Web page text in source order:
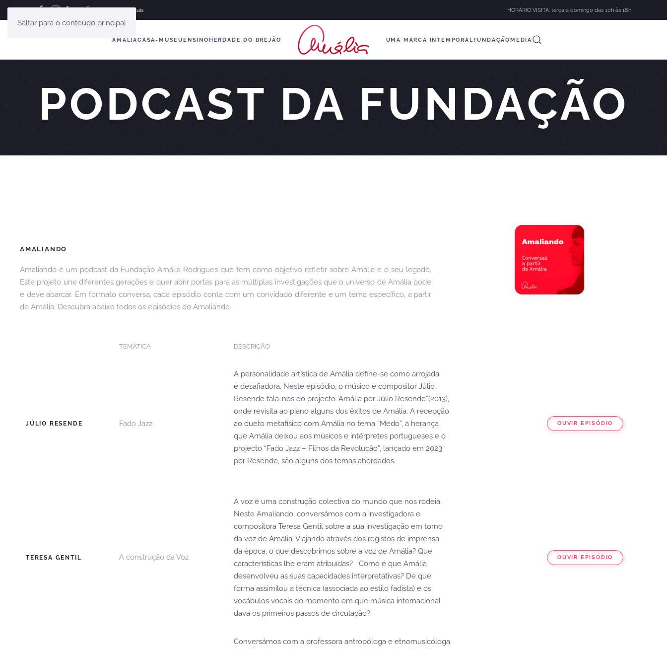
Saltar para o conteúdo principal
Français HORÁRIO VISITA: terça a domingo das 10h às 18h
AMÁLIACASA-MUSEUENSINOHERDADE DO BREJÃO UMA MARCA INTEMPORALFUNDAÇÃOMEDIA
PODCAST DA FUNDAÇÃO
AMALIANDO
Amaliando é um podcast da Fundação Amália Rodrigues que tem como objetivo refletir sobre Amália e o seu legado.
Este projeto une diferentes gerações e quer abrir portas para as múltiplas investigações que o universo de Amália pode
e deve abarcar. Em formato conversa, cada episódio conta com um convidado diferente e um tema específico, a partir
de Amália. Descubra abaixo todos os episódios do Amaliando.
TEMÁTICA DESCRIÇÃO
JÚLIO RESENDE Fado Jazz
A personalidade artística de Amália define-se como arrojada
e desafiadora. Neste episódio, o músico e compositor Júlio
Resende fala-nos do projecto ‘Amália por Júlio Resende”(2013),
onde revisita ao piano alguns dos êxitos de Amália. A recepção
ao dueto metafísico com Amália no tema “Medo”, a herança
que Amália deixou aos músicos e intérpretes portugueses e o
projecto “Fado Jazz – Filhos da Revolução”, lançado em 2023
por Resende, são alguns dos temas abordados.
OUVIR EPISÓDIO
TERESA GENTIL A construção da Voz
A voz é uma construção colectiva do mundo que nos rodeia.
Neste Amaliando, conversámos com a investigadora e
compositora Teresa Gentil sobre a sua investigação em torno
da voz de Amália. Viajando através dos registos de imprensa
da época, o que descobrimos sobre a voz de Amália? Que
características lhe eram atribuídas? Como é que Amália
desenvolveu as suas capacidades interpretativas? De que
forma assimilou a técnica (associada ao estilo fadista) e os
vocábulos vocais do momento em que música internacional
dava os primeiros passos de circulação?
OUVIR EPISÓDIO
Conversámos com a professora antropóloga e etnomusicóloga